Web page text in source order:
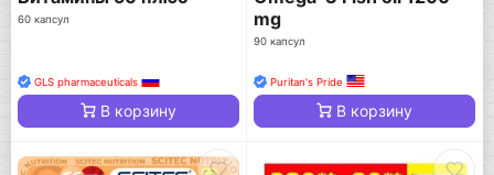
60 капсул
GLS pharmaceuticals
В корзину
mg
90 капсул
Puritan's Pride
В корзину